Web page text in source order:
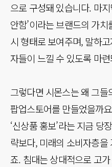
으로 구성돼 있습니다. 마
안함’이라는 브랜드의 가
시 형태로 보여주며, 말하
자들이 느낄 수 있도록 마
그렇다면 시몬스는 왜 그들
팝업스토어를 만들었을까
‘신상품 홍보’라는 지금 당
략보다, 미래의 소비자층
죠. 침대는 상대적으로 고